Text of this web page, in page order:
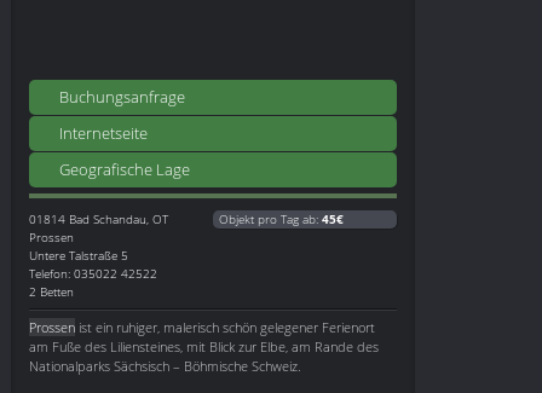
Buchungsanfrage
Internetseite
Geografische Lage
01814 Bad Schandau, OT
Prossen
Untere Talstraße 5
Telefon: 035022 42522
2 Betten
Objekt pro Tag ab: 45€
Prossenist ein ruhiger, malerisch schön gelegener Ferienort
am Fuße des Liliensteines, mit Blick zur Elbe, am Rande des
Nationalparks Sächsisch – Böhmische Schweiz.